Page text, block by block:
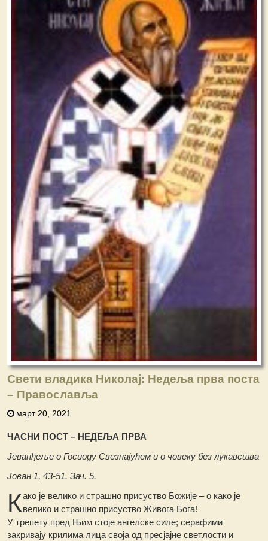
Свети владика Николај: Недеља прва поста
– Православља
март 20, 2021
ЧАСНИ ПОСТ – НЕДЕЉА ПРВА
Јеванђеље о Господу Свезнајућем и о човеку без лукавства
Јован 1, 43-51. Зач. 5.
Како је велико и страшно присуство Божије – о како је
велико и страшно присуство Живога Бога!
У трепету пред Њим стоје ангелске силе; серафими
закривају крилима лица своја од пресјајне светлости и